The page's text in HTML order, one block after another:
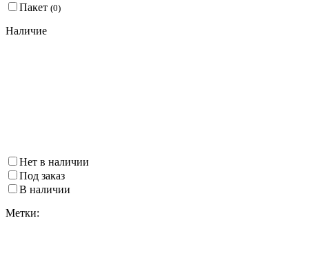
Пакет (0)
Наличие
Нет в наличии
Под заказ
В наличии
Метки: